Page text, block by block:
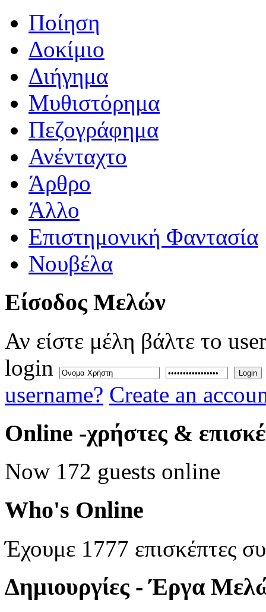
Ποίηση
Δοκίμιο
Διήγημα
Μυθιστόρημα
Πεζογράφημα
Ανένταχτο
Άρθρο
Άλλο
Επιστημονική Φαντασία
Νουβέλα
Eίσοδος Μελών
Αν είστε μέλη βάλτε το
login
Login
username? Create an
Online -χρήστες &
Now 172 guests online
Who's Online
Έχουμε 1777 επισκέπτες
Δημιουργίες - Έργα